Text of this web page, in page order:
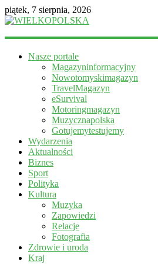
piątek, 7 sierpnia, 2026
WIELKOPOLSKA
informacyjny
Nasze portale
Magazyninformacyjny
Nowotomyskimagazyn
TravelMagazyn
eSurvival
Motoringmagazyn
Muzycznapolska
Gotujemytestujemy
Wydarzenia
Aktualności
Biznes
Sport
Polityka
Kultura
Muzyka
Zapowiedzi
Relacje
Fotografia
Zdrowie i uroda
Kraj